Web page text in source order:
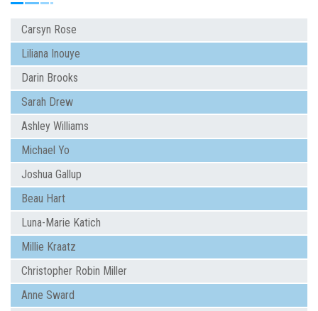
Carsyn Rose
Liliana Inouye
Darin Brooks
Sarah Drew
Ashley Williams
Michael Yo
Joshua Gallup
Beau Hart
Luna-Marie Katich
Millie Kraatz
Christopher Robin Miller
Anne Sward